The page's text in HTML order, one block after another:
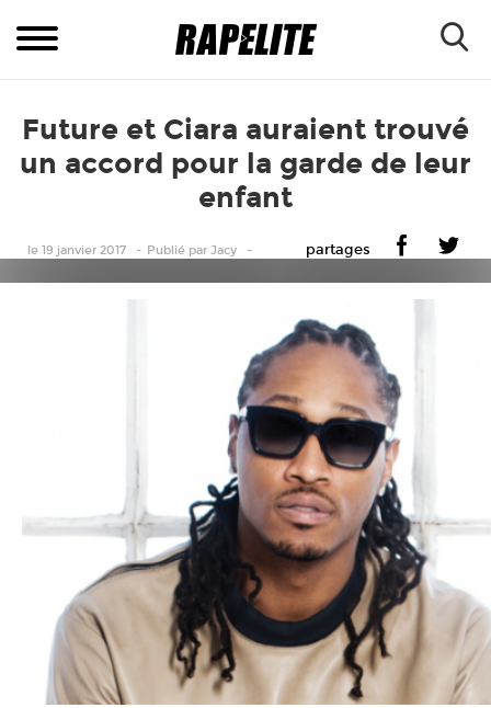
Future et Ciara auraient trouvé
un accord pour la garde de leur
enfant
le 19 janvier 2017 Publiépar Jacy partages